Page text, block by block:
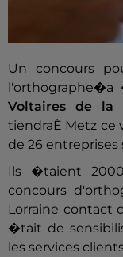
Un concours
Voltaires de
tiendraÈ Metz ce
de 26 entreprises
Ils �taient
concours
Lorraine contact
�tait de
les services